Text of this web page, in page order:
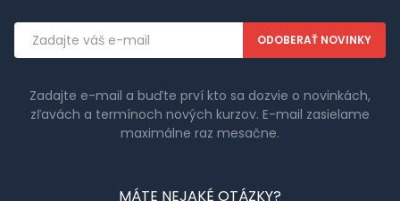
Emailová
adresa
Zadajte e-mail a buďte prví kto sa dozvie o novinkách,
zľavách a termínoch nových kurzov. E-mail zasielame
maximálne raz mesačne.
MÁTE NEJAKÉ OTÁZKY?